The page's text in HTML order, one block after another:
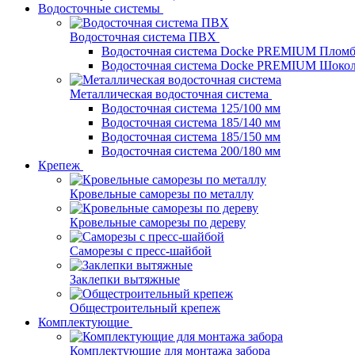
Водосточные системы
Водосточная система ПВХ
Водосточная система Docke PREMIUM
Водосточная система Docke PREMIUM
Металлическая водосточная система
Водосточная система 125/100 мм
Водосточная система 185/140 мм
Водосточная система 185/150 мм
Водосточная система 200/180 мм
Крепеж
Кровельные саморезы по металлу
Кровельные саморезы по дереву
Саморезы с пресс-шайбой
Заклепки вытяжные
Общестроительный крепеж
Комплектующие
Комплектующие для монтажа забора